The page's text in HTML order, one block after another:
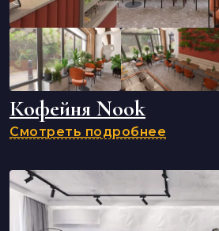
Кофейня Nook
Смотреть подробнее